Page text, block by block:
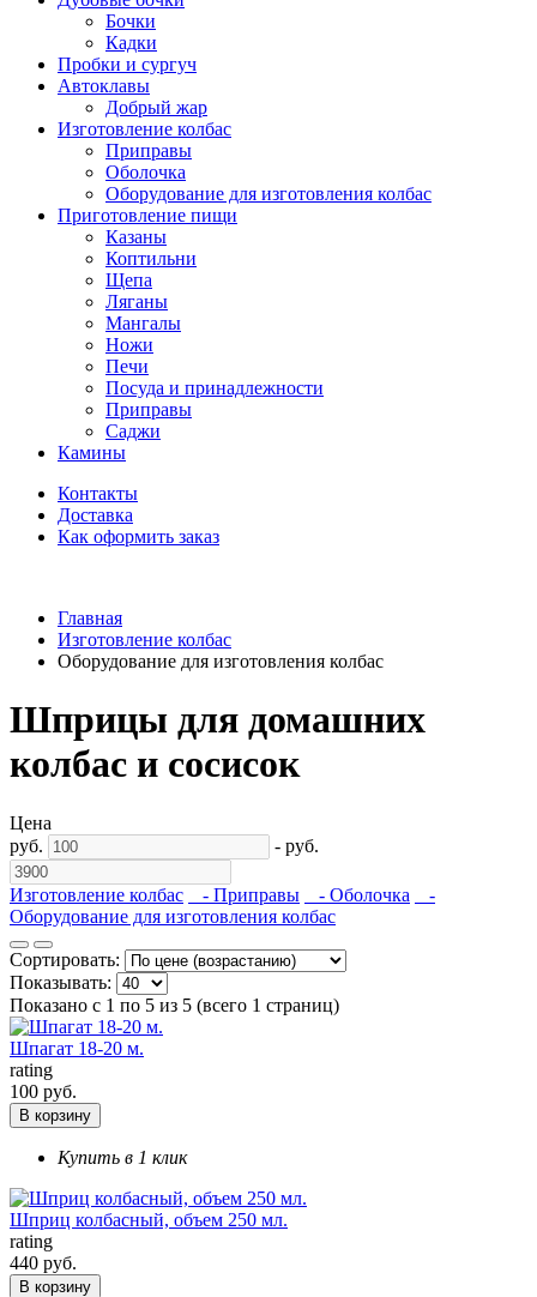
Бочки
Кадки
Пробки и сургуч
Автоклавы
Добрый жар
Изготовление колбас
Приправы
Оболочка
Оборудование для изготовления колбас
Приготовление пищи
Казаны
Коптильни
Щепа
Ляганы
Мангалы
Ножи
Печи
Посуда и принадлежности
Приправы
Саджи
Камины
Контакты
Доставка
Как оформить заказ
Главная
Изготовление колбас
Оборудование для изготовления колбас
Шприцы для домашних
колбас и сосисок
Цена
руб.
- руб.
Изготовление колбас - Приправы - Оболочка
-
Оборудование для изготовления колбас
Сортировать:
Показывать:
Показано с 1 по 5 из 5 (всего 1 страниц)
Шпагат 18-20 м.
rating
100 руб.
В корзину
Купить в 1 клик
Шприц колбасный, объем 250 мл.
rating
440 руб.
В корзину